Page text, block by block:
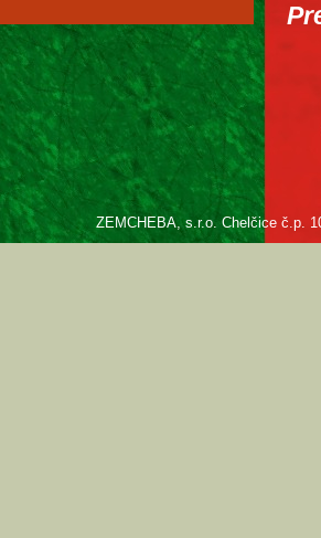
ZEMCHEBA, s.r.o. Chelčice č.p.